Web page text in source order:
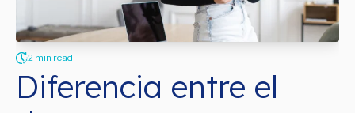
2 min read.
Diferencia entre el